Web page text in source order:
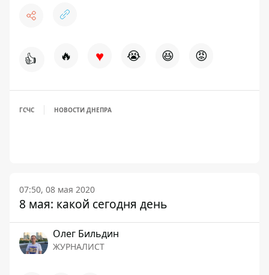
👍 🔥 ♥ 😭 😆 😡
ГСЧС НОВОСТИ ДНЕПРА
07:50, 08 мая 2020
8 мая: какой сегодня день
Олег Бильдин
ЖУРНАЛИСТ